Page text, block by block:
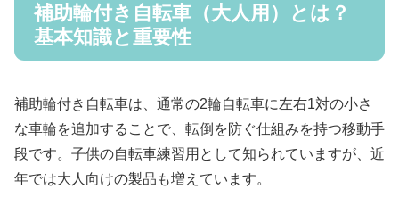
補助輪付き自転車（大人用）とは？
基本知識と重要性
補助輪付き自転車は、通常の2輪自転車に左右1対の小さ
な車輪を追加することで、転倒を防ぐ仕組みを持つ移動手
段です。子供の自転車練習用として知られていますが、近
年では大人向けの製品も増えています。